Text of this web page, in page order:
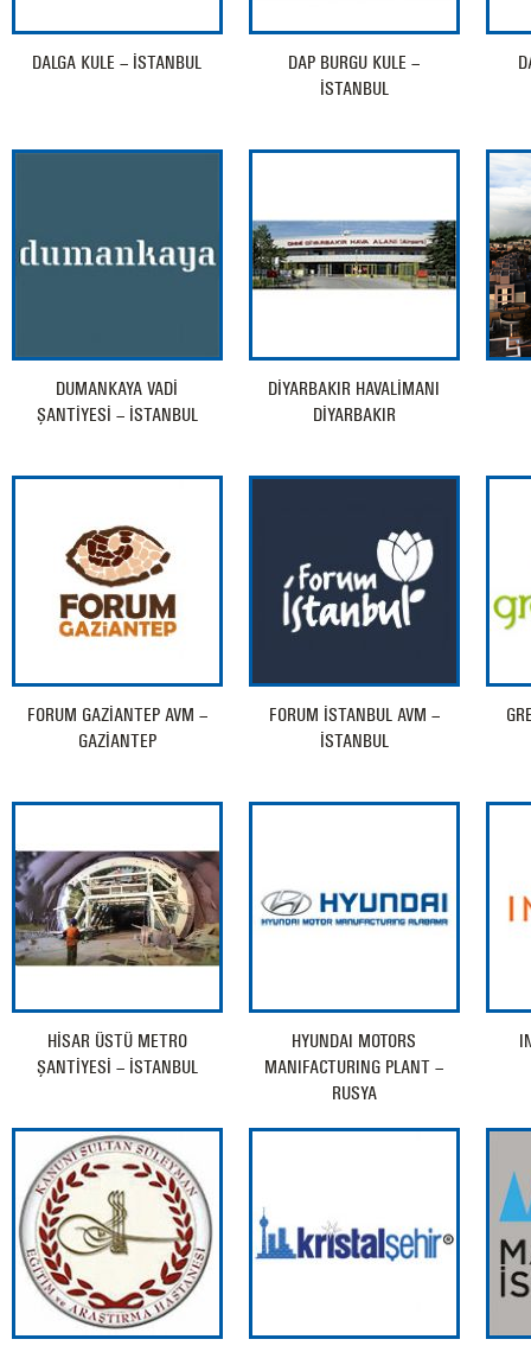
DALGA KULE – İSTANBUL
DAP BURGU KULE –
İSTANBUL
DUMANKAYA VADİ
ŞANTİYESİ – İSTANBUL
DİYARBAKIR HAVALİMANI
DİYARBAKIR
FORUM GAZİANTEP AVM –
GAZİANTEP
FORUM İSTANBUL AVM –
İSTANBUL
HİSAR ÜSTÜ METRO
ŞANTİYESİ – İSTANBUL
HYUNDAI MOTORS
MANIFACTURING PLANT –
RUSYA